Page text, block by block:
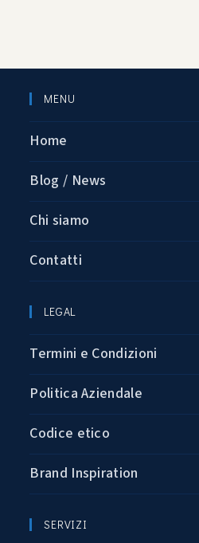
MENU
Home
Blog / News
Chi siamo
Contatti
LEGAL
Termini e Condizioni
Politica Aziendale
Codice etico
Brand Inspiration
SERVIZI